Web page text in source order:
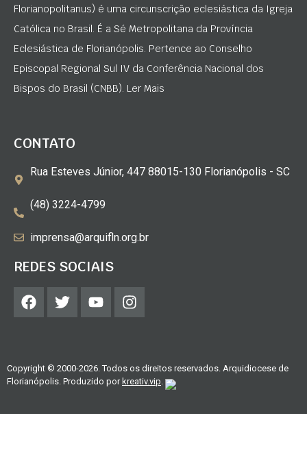
Florianopolitanus) é uma circunscrição eclesiástica da Igreja
Católica no Brasil. É a Sé Metropolitana da Província
Eclesiástica de Florianópolis. Pertence ao Conselho
Episcopal Regional Sul IV da Conferência Nacional dos
Bispos do Brasil (CNBB). Ler Mais
CONTATO
Rua Esteves Júnior, 447 88015-130 Florianópolis - SC
(48) 3224-4799
imprensa@arquifln.org.br
REDES SOCIAIS
Copyright © 2000-2026. Todos os direitos reservados. Arquidiocese de
Florianópolis. Produzido porkreativ.vip